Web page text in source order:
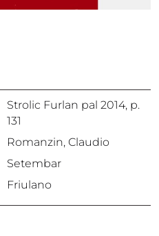
Strolic Furlan pal 2014, p.
131
Romanzin, Claudio
Setembar
Friulano